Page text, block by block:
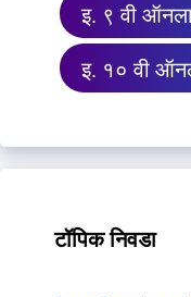
इ. ९ वी
इ. १० वी
टॉपिक निवडा